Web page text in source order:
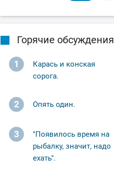
Горячие обсуждения
1
Карась и конская
сорога.
2 Опять один.
3
"Появилось время на
рыбалку, значит, надо
ехать".